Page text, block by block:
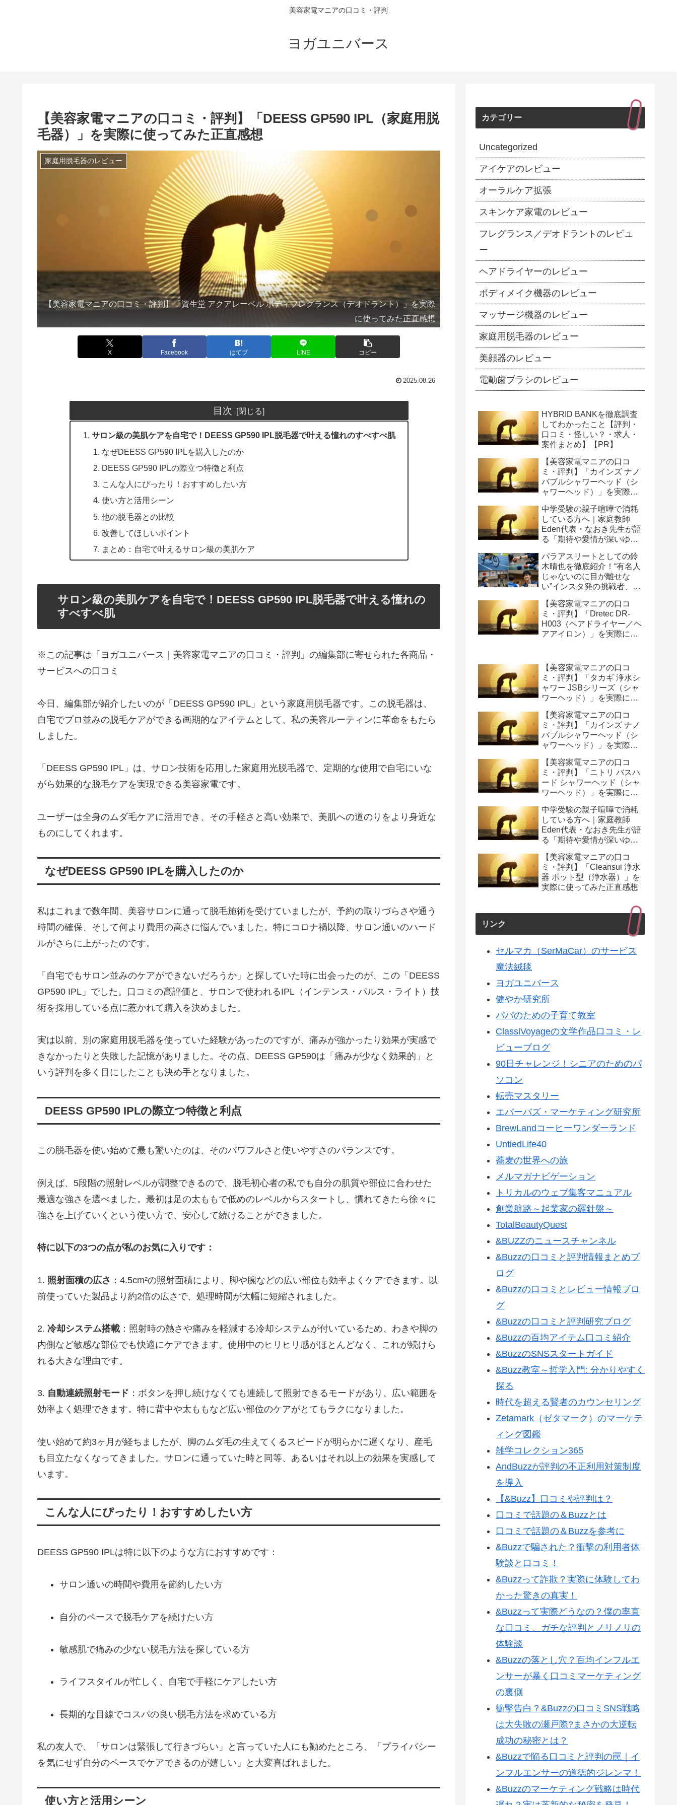
美容家電マニアの口コミ・評判
ヨガユニバース
【美容家電マニアの口コミ・評判】「DEESS GP590 IPL（家庭用脱
毛器）」を実際に使ってみた正直感想
家庭用脱毛器のレビュー
【美容家電マニアの口コミ・評判】「資生堂 アクアレーベル ボディフレグランス（デオドラント）」を実際
に使ってみた正直感想
X Facebook はてブ LINE コピー
2025.08.26
目次
サロン級の美肌ケアを自宅で！DEESS GP590 IPL脱毛器で叶える憧れのすべすべ肌
なぜDEESS GP590 IPLを購入したのか
DEESS GP590 IPLの際立つ特徴と利点
こんな人にぴったり！おすすめしたい方
使い方と活用シーン
他の脱毛器との比較
改善してほしいポイント
まとめ：自宅で叶えるサロン級の美肌ケア
サロン級の美肌ケアを自宅で！DEESS GP590 IPL脱毛器で叶える憧れの
すべすべ肌
※この記事は「ヨガユニバース｜美容家電マニアの口コミ・評判」の編集部に寄せられた各商品・
サービスへの口コミ
今日、編集部が紹介したいのが「DEESS GP590 IPL」という家庭用脱毛器です。この脱毛器は、
自宅でプロ並みの脱毛ケアができる画期的なアイテムとして、私の美容ルーティンに革命をもたら
しました。
「DEESS GP590 IPL」は、サロン技術を応用した家庭用光脱毛器で、定期的な使用で自宅にいな
がら効果的な脱毛ケアを実現できる美容家電です。
ユーザーは全身のムダ毛ケアに活用でき、その手軽さと高い効果で、美肌への道のりをより身近な
ものにしてくれます。
なぜDEESS GP590 IPLを購入したのか
私はこれまで数年間、美容サロンに通って脱毛施術を受けていましたが、予約の取りづらさや通う
時間の確保、そして何より費用の高さに悩んでいました。特にコロナ禍以降、サロン通いのハード
ルがさらに上がったのです。
「自宅でもサロン並みのケアができないだろうか」と探していた時に出会ったのが、この「DEESS
GP590 IPL」でした。口コミの高評価と、サロンで使われるIPL（インテンス・パルス・ライト）技
術を採用している点に惹かれて購入を決めました。
実は以前、別の家庭用脱毛器を使っていた経験があったのですが、痛みが強かったり効果が実感で
きなかったりと失敗した記憶がありました。その点、DEESS GP590は「痛みが少なく効果的」と
いう評判を多く目にしたことも決め手となりました。
DEESS GP590 IPLの際立つ特徴と利点
この脱毛器を使い始めて最も驚いたのは、そのパワフルさと使いやすさのバランスです。
例えば、5段階の照射レベルが調整できるので、脱毛初心者の私でも自分の肌質や部位に合わせた
最適な強さを選べました。最初は足の太ももで低めのレベルからスタートし、慣れてきたら徐々に
強さを上げていくという使い方で、安心して続けることができました。
特に以下の3つの点が私のお気に入りです：
1. 照射面積の広さ ：4.5cm²の照射面積により、脚や腕などの広い部位も効率よくケアできます。以
前使っていた製品より約2倍の広さで、処理時間が大幅に短縮されました。
2. 冷却システム搭載 ：照射時の熱さや痛みを軽減する冷却システムが付いているため、わきや脚の
内側など敏感な部位でも快適にケアできます。使用中のヒリヒリ感がほとんどなく、これが続けら
れる大きな理由です。
3. 自動連続照射モード ：ボタンを押し続けなくても連続して照射できるモードがあり、広い範囲を
効率よく処理できます。特に背中や太ももなど広い部位のケアがとてもラクになりました。
使い始めて約3ヶ月が経ちましたが、脚のムダ毛の生えてくるスピードが明らかに遅くなり、産毛
も目立たなくなってきました。サロンに通っていた時と同等、あるいはそれ以上の効果を実感して
います。
こんな人にぴったり！おすすめしたい方
DEESS GP590 IPLは特に以下のような方におすすめです：
サロン通いの時間や費用を節約したい方
自分のペースで脱毛ケアを続けたい方
敏感肌で痛みの少ない脱毛方法を探している方
ライフスタイルが忙しく、自宅で手軽にケアしたい方
長期的な目線でコスパの良い脱毛方法を求めている方
私の友人で、「サロンは緊張して行きづらい」と言っていた人にも勧めたところ、「プライバシー
を気にせず自分のペースでケアできるのが嬉しい」と大変喜ばれました。
使い方と活用シーン
カテゴリー
Uncategorized
アイケアのレビュー
オーラルケア拡張
スキンケア家電のレビュー
フレグランス／デオドラントのレビュ
ー
ヘアドライヤーのレビュー
ボディメイク機器のレビュー
マッサージ機器のレビュー
家庭用脱毛器のレビュー
美顔器のレビュー
電動歯ブラシのレビュー
HYBRID BANKを徹底調査
してわかったこと【評判・
口コミ・怪しい？・求人・
案件まとめ】【PR】
【美容家電マニアの口コ
ミ・評判】「カインズ ナノ
バブルシャワーヘッド（シ
ャワーヘッド）」を実際に
中学受験の親子喧嘩で消耗
している方へ｜家庭教師
Eden代表・なおき先生が語
る「期待や愛情が深いゆえ
と、間に第三者を入れると
いう選び方
パラアスリートとしての鈴
木晴也を徹底紹介！“有名人
じゃないのに目が離せな
い”インスタ発の挑戦者、そ
を長めに追います
【美容家電マニアの口コ
ミ・評判】「Dretec DR-
H003（ヘアドライヤー／ヘ
アアイロン）」を実際に使
【美容家電マニアの口コ
ミ・評判】「タカギ 浄水シ
ャワー JSBシリーズ（シャ
ワーヘッド）」を実際に使
【美容家電マニアの口コ
ミ・評判】「カインズ ナノ
バブルシャワーヘッド（シ
ャワーヘッド）」を実際に
【美容家電マニアの口コ
ミ・評判】「ニトリ バスハ
ード シャワーヘッド（シャ
ワーヘッド）」を実際に使
中学受験の親子喧嘩で消耗
している方へ｜家庭教師
Eden代表・なおき先生が語
る「期待や愛情が深いゆえ
と、間に第三者を入れると
いう選び方
【美容家電マニアの口コ
ミ・評判】「Cleansui 浄水
器 ポット型（浄水器）」を
実際に使ってみた正直感想
リンク
セルマカ（SerMaCar）のサービス
魔法絨毯
ヨガユニバース
健やか研究所
パパのための子育て教室
ClassiVoyageの文学作品口コミ・レ
ビューブログ
90日チャレンジ！シニアのためのパ
ソコン
転売マスタリー
エバーバズ・マーケティング研究所
BrewLandコーヒーワンダーランド
UntiedLife40
蕎麦の世界への旅
メルマガナビゲーション
トリカルのウェブ集客マニュアル
創業航路～起業家の羅針盤～
TotalBeautyQuest
&BUZZのニュースチャンネル
&Buzzの口コミと評判情報まとめブ
ログ
&Buzzの口コミとレビュー情報ブロ
グ
&Buzzの口コミと評判研究ブログ
&Buzzの百均アイテム口コミ紹介
&BuzzのSNSスタートガイド
&Buzz教室～哲学入門: 分かりやすく
探る
時代を超える賢者のカウンセリング
Zetamark（ゼタマーク）のマーケテ
ィング図鑑
雑学コレクション365
AndBuzzが評判の不正利用対策制度
を導入
【&Buzz】口コミや評判は？
口コミで話題の＆Buzzとは
口コミで話題の＆Buzzを参考に
&Buzzで騙された？衝撃の利用者体
験談と口コミ！
&Buzzって詐欺？実際に体験してわ
かった驚きの真実！
&Buzzって実際どうなの？僕の率直
な口コミ、ガチな評判とノリノリの
体験談
&Buzzの落とし穴？百均インフルエ
ンサーが暴く口コミマーケティング
の裏側
衝撃告白？&Buzzの口コミSNS戦略
は大失敗の瀬戸際?まさかの大逆転
成功の秘密とは？
&Buzzで陥る口コミと評判の罠｜イ
ンフルエンサーの道徳的ジレンマ！
&Buzzのマーケティング戦略は時代